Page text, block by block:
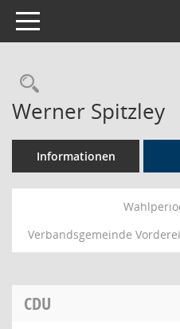
Toggle navigation
Werner Spitzley
Informationen
Verbandsgemeinde
CDU